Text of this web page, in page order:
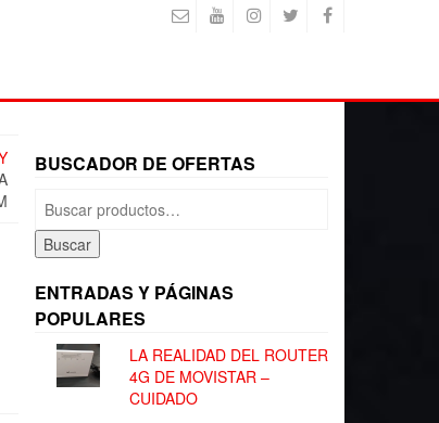
BUSCADOR DE OFERTAS
Buscar
por:
Buscar
ENTRADAS Y PÁGINAS
POPULARES
LA REALIDAD DEL ROUTER
4G DE MOVISTAR –
CUIDADO